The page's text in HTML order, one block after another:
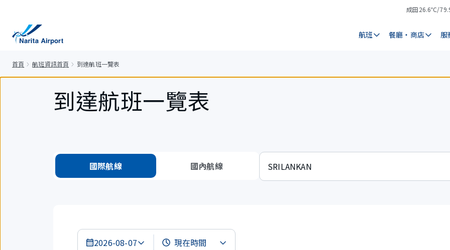
成田
氣
26.6℃/
天
航班 餐廳・商店 服
首頁 航班資訊首頁 到達航班一覽表
到達航班一覽表
國際航線 國內航線
2026-08-07